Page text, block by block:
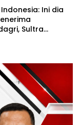
Ini dia
Sultra